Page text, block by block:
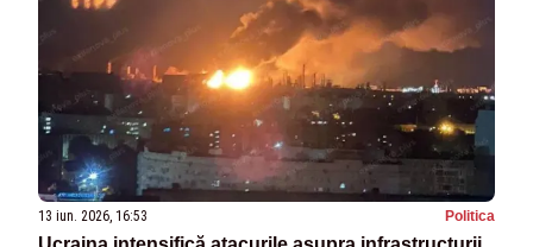
13 iun. 2026, 16:53 Politica